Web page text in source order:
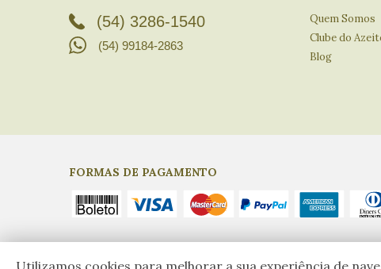
Utilizamos cookies para melhorar a sua experiência de
(54) 3286-1540
(54) 99184-2863
Quem Somos
Clube do
Blog
FORMAS DE PAGAMENTO